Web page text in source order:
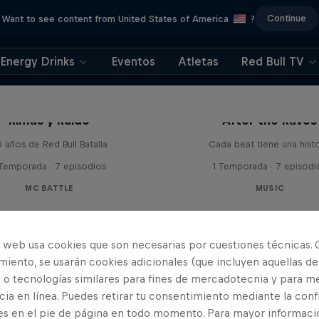
Want to see content from United States of America ? Continue
Energy Drinks Eventos Atletas Red Bull TV
Rimas y Ruido
años de Red Bull Batalla
· 7 episodios
MC BATTLE
After the Raves
Cada beat tiene una
1 Temporada · 7
MUSIC
web usa cookies que son necesarias por cuestiones técnicas.
se usarán cookies adicionales (que incluyen aquellas de
tecnologías similares para fines de mercadotecnia y para
en línea. Puedes retirar tu consentimiento mediante la
en el pie de página en todo momento. Para mayor